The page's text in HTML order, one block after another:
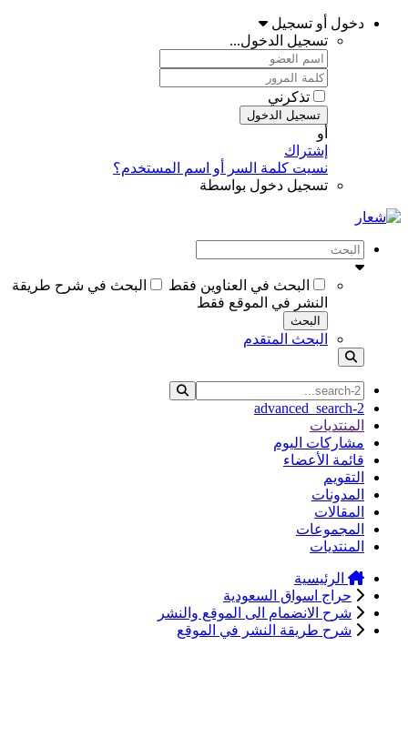
دخول أو تسجيل
تسجيل الدخول...
تذكرني
تسجيل الدخول
أو
إشتراك
نسيت كلمة السر أو اسم المستخدم؟
تسجيل دخول بواسطة
البحث في العناوين فقط
البحث في شرح طريقة
النشر في الموقع فقط
البحث
البحث المتقدم
advanced_search-2
المنتديات
مشاركات اليوم
قائمة الأعضاء
التقويم
المدونات
المقالات
المجموعات
المنتديات
الرئيسية
حراج اسواق السعودية
شرح الانضمام الى الموقع والنشر
شرح طريقة النشر في الموقع